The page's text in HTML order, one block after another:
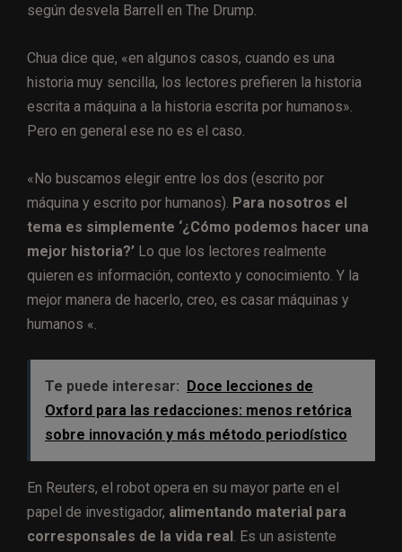
según desvela Barrell en The Drump.
Chua dice que, «en algunos casos, cuando es una
historia muy sencilla, los lectores prefieren la historia
escrita a máquina a la historia escrita por humanos».
Pero en general ese no es el caso.
«No buscamos elegir entre los dos (escrito por
máquina y escrito por humanos). Para nosotros el
tema es simplemente ‘¿Cómo podemos hacer una
mejor historia?’ Lo que los lectores realmente
quieren es información, contexto y conocimiento. Y la
mejor manera de hacerlo, creo, es casar máquinas y
humanos «.
Te puede interesar: Doce lecciones de
Oxford para las redacciones: menos retórica
sobre innovación y más método periodístico
En Reuters, el robot opera en su mayor parte en el
papel de investigador, alimentando material para
corresponsales de la vida real . Es un asistente